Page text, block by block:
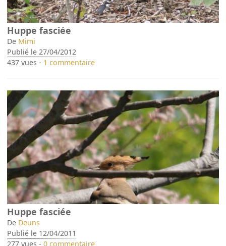
Huppe fasciée
De Mimi
Publié le 27/04/2012
437 vues - 1 commentaire
Huppe fasciée
De Deuns
Publié le 12/04/2011
277 vues -0 commentaire